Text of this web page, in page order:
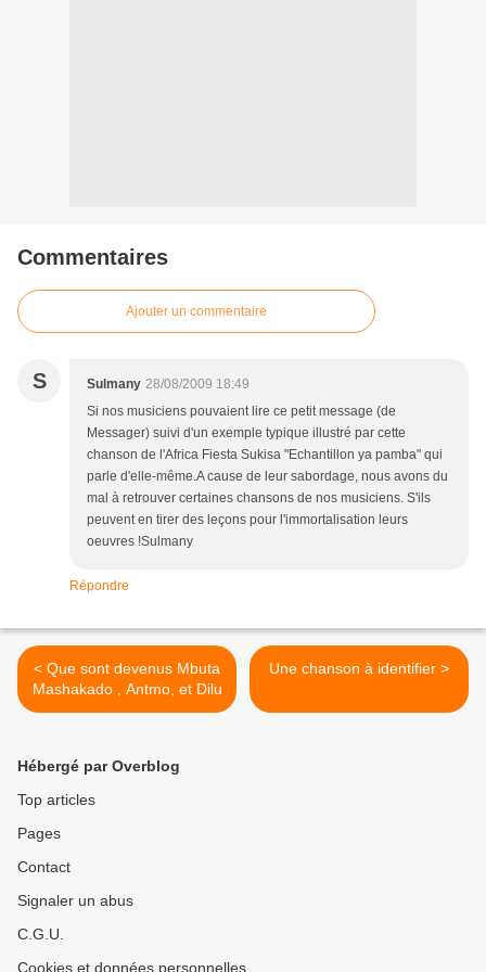
Commentaires
Ajouter un commentaire
S Sulmany 28/08/2009 18:49
Si nos musiciens pouvaient lire ce petit message (de
Messager) suivi d'un exemple typique illustré par cette
chanson de l'Africa Fiesta Sukisa "Echantillon ya pamba" qui
parle d'elle-même.A cause de leur sabordage, nous avons du
mal à retrouver certaines chansons de nos musiciens. S'ils
peuvent en tirer des leçons pour l'immortalisation leurs
oeuvres !Sulmany
Répondre
< Que sont devenus Mbuta
Mashakado , Antmo, et Dilu
Une chanson à identifier >
Hébergé par Overblog
Top articles
Pages
Contact
Signaler un abus
C.G.U.
Cookies et données personnelles